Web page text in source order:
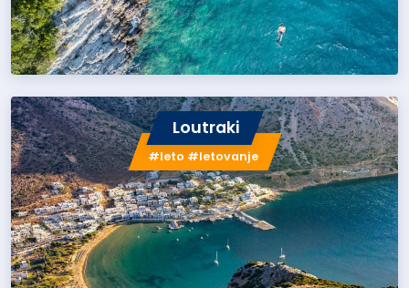
Loutraki
#leto #letovanje